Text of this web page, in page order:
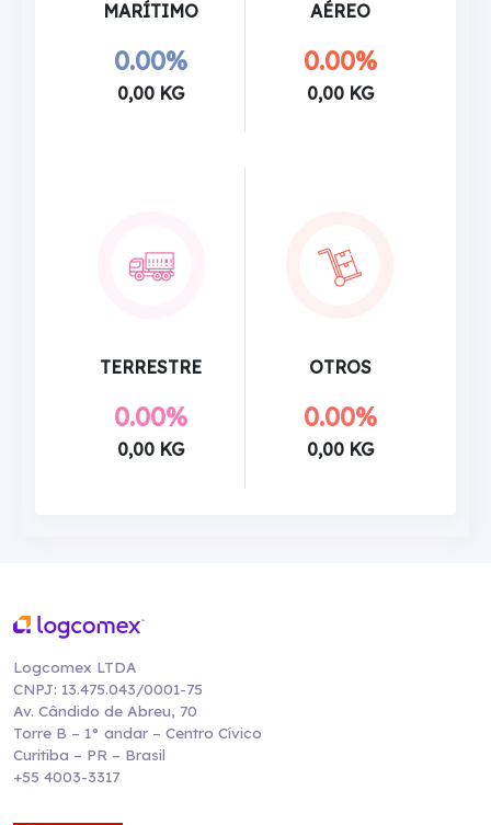
MARÍTIMO
0.00%
0,00 KG
AÉREO
0.00%
0,00 KG
TERRESTRE
0.00%
0,00 KG
OTROS
0.00%
0,00 KG
Logcomex LTDA
CNPJ: 13.475.043/0001-75
Av. Cândido de Abreu, 70
Torre B – 1° andar – Centro Cívico
Curitiba – PR – Brasil
+55 4003-3317